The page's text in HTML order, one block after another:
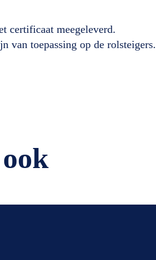
certificaat meegeleverd.
van toepassing op de rolsteigers.